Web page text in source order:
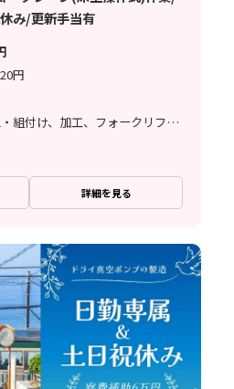
み/更新手当有
円
梱包・仕分け、組立・組付け、加工、フォークリフト、玉掛け・クレーン
詳細を見る